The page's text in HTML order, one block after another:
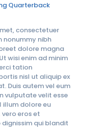
Quarterback
consectetuer
nonummy nibh
dolore magna
wisi enim ad minim
tation
nisl ut aliquip ex
Duis autem vel eum
vulputate velit esse
illum dolore eu
eros et
qui blandit